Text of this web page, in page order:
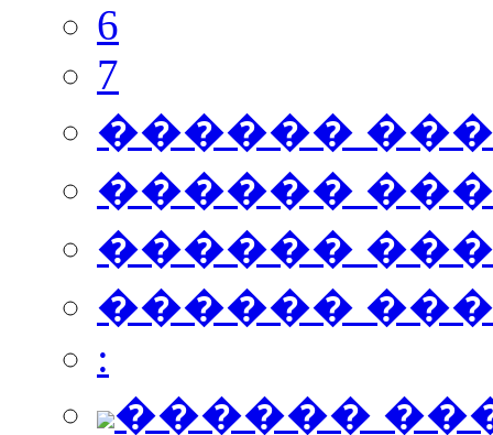
6
7
������
������
������
������
:
������